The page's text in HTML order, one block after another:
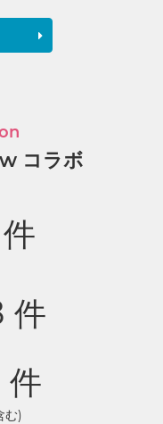
コラボ
件
件
件
む)